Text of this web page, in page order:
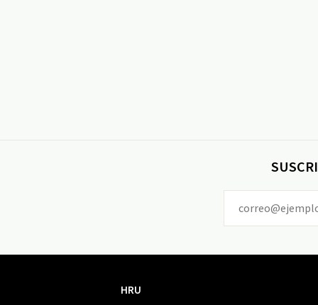
HRU